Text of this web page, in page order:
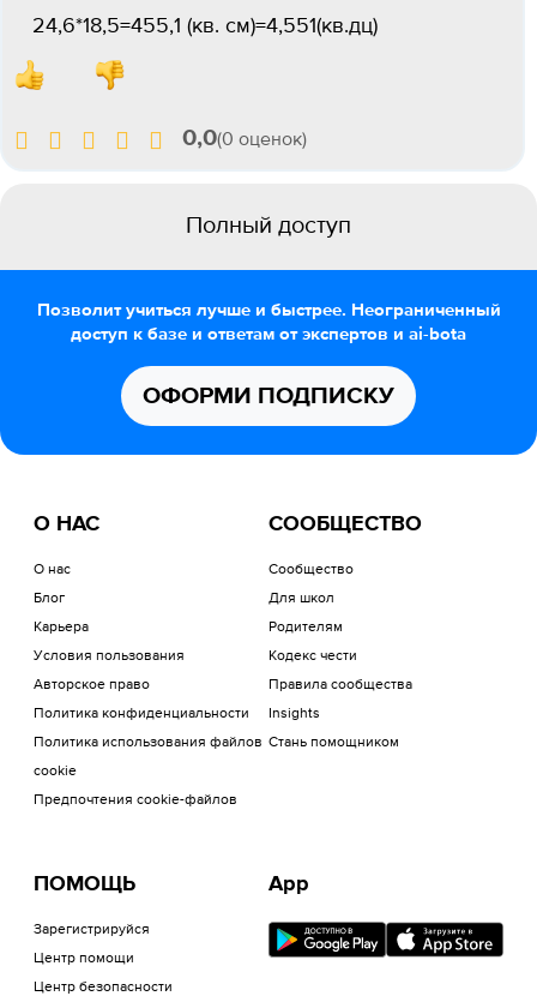
24,6*18,5=455,1 (кв. см)=4,551(кв.дц)
0,0(0 оценок)
Полный доступ
Позволит учиться лучше и быстрее. Неограниченный
доступ к базе и ответам от экспертов и ai-bota
ОФОРМИ ПОДПИСКУ
О НАС
О нас
Блог
Карьера
Условия пользования
Авторское право
Политика конфиденциальности
Политика использования файлов
cookie
Предпочтения cookie-файлов
СООБЩЕСТВО
Сообщество
Для школ
Родителям
Кодекс чести
Правила сообщества
Insights
Стань помощником
ПОМОЩЬ
Зарегистрируйся
Центр помощи
Центр безопасности
App